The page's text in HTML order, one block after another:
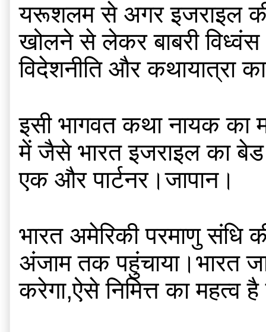
यरूशलम से अगर इजराइल की
खोलने से लेकर बाबरी
विदेशनीति और कथायात्रा
इसी भागवत कथा नायक का
में जैसे भारत इजराइल का बेड
एक और पार्टनर।जापान।
भारत अमेरिकी परमाणु संधि
अंजाम तक पहुंचाया।भारत
करेगा,ऐसे निमित्त का महत्व